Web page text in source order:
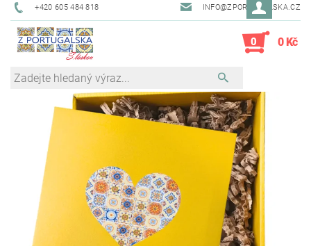
+420 605 484 818 INFO@ZPORTUGALSKA.CZ
0 0 Kč